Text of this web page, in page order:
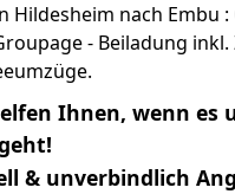
Hildesheim nach Embu
- Beiladung
Ihnen, wenn es
& unverbindlich